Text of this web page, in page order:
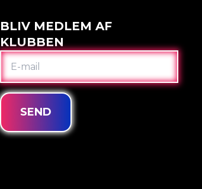
BLIV MEDLEM AF
KLUBBEN
E-
MAIL
SEND